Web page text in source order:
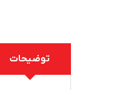
توضیحات